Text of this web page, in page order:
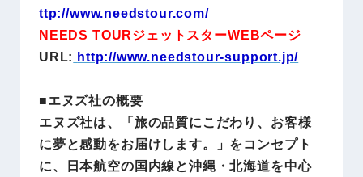
ttp://www.needstour.com/
NEEDS TOURジェットスターWEBページ
URL: http://www.needstour-support.jp/
■エヌズ社の概要
エヌズ社は、「旅の品質にこだわり、お客様
に夢と感動をお届けします。」をコンセプト
に、日本航空の国内線と沖縄・北海道を中心